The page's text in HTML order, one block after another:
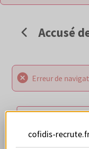
Accusé
Erreur de
cofidis-